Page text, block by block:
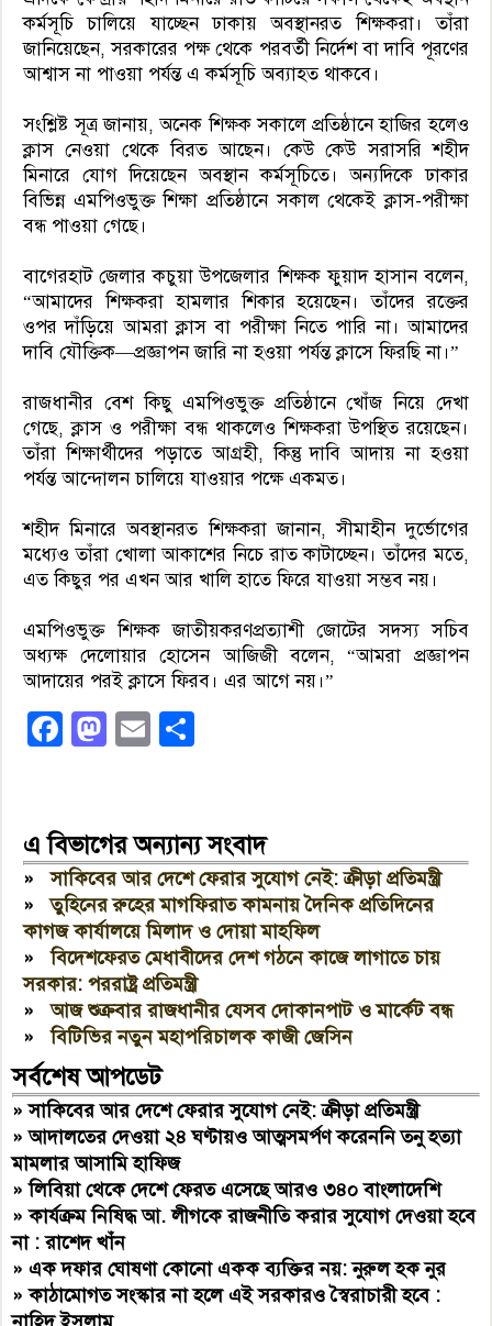
কর্মসূচি চালিয়ে যাচ্ছেন ঢাকায় অবস্থানরত শিক্ষকরা। তাঁরা
জানিয়েছেন, সরকারের পক্ষ থেকে পরবর্তী নির্দেশ বা দাবি পূরণের
আশ্বাস না পাওয়া পর্যন্ত এ কর্মসূচি অব্যাহত থাকবে।
সংশ্লিষ্ট সূত্র জানায়, অনেক শিক্ষক সকালে প্রতিষ্ঠানে হাজির হলেও
ক্লাস নেওয়া থেকে বিরত আছেন। কেউ কেউ সরাসরি শহীদ
মিনারে যোগ দিয়েছেন অবস্থান কর্মসূচিতে। অন্যদিকে ঢাকার
বিভিন্ন এমপিওভুক্ত শিক্ষা প্রতিষ্ঠানে সকাল থেকেই ক্লাস-পরীক্ষা
বন্ধ পাওয়া গেছে।
বাগেরহাট জেলার কচুয়া উপজেলার শিক্ষক ফুয়াদ হাসান বলেন,
“আমাদের শিক্ষকরা হামলার শিকার হয়েছেন। তাঁদের রক্তের
ওপর দাঁড়িয়ে আমরা ক্লাস বা পরীক্ষা নিতে পারি না। আমাদের
দাবি যৌক্তিক—প্রজ্ঞাপন জারি না হওয়া পর্যন্ত ক্লাসে ফিরছি না।”
রাজধানীর বেশ কিছু এমপিওভুক্ত প্রতিষ্ঠানে খোঁজ নিয়ে দেখা
গেছে, ক্লাস ও পরীক্ষা বন্ধ থাকলেও শিক্ষকরা উপস্থিত রয়েছেন।
তাঁরা শিক্ষার্থীদের পড়াতে আগ্রহী, কিন্তু দাবি আদায় না হওয়া
পর্যন্ত আন্দোলন চালিয়ে যাওয়ার পক্ষে একমত।
শহীদ মিনারে অবস্থানরত শিক্ষকরা জানান, সীমাহীন দুর্ভোগের
মধ্যেও তাঁরা খোলা আকাশের নিচে রাত কাটাচ্ছেন। তাঁদের মতে,
এত কিছুর পর এখন আর খালি হাতে ফিরে যাওয়া সম্ভব নয়।
এমপিওভুক্ত শিক্ষক জাতীয়করণপ্রত্যাশী জোটের সদস্য সচিব
অধ্যক্ষ দেলোয়ার হোসেন আজিজী বলেন, “আমরা প্রজ্ঞাপন
আদায়ের পরই ক্লাসে ফিরব। এর আগে নয়।”
Facebook
Mastodon
Email
এ বিভাগের অন্যান্য সংবাদ
»সাকিবের আর দেশে ফেরার সুযোগ নেই: ক্রীড়া প্রতিমন্ত্রী
»তুহিনের রুহের মাগফিরাত কামনায় দৈনিক প্রতিদিনের
কাগজ কার্যালয়ে মিলাদ ও দোয়া মাহফিল
»বিদেশফেরত মেধাবীদের দেশ গঠনে কাজে লাগাতে চায়
সরকার: পররাষ্ট্র প্রতিমন্ত্রী
»আজ শুক্রবার রাজধানীর যেসব দোকানপাট ও মার্কেট বন্ধ
»বিটিভির নতুন মহাপরিচালক কাজী জেসিন
সর্বশেষ আপডেট
»সাকিবের আর দেশে ফেরার সুযোগ নেই: ক্রীড়া প্রতিমন্ত্রী
»আদালতের দেওয়া ২৪ ঘণ্টায়ও আত্মসমর্পণ করেননি তনু হত্যা
মামলার আসামি হাফিজ
»লিবিয়া থেকে দেশে ফেরত এসেছে আরও ৩৪০ বাংলাদেশি
»কার্যক্রম নিষিদ্ধ আ. লীগকে রাজনীতি করার সুযোগ দেওয়া হবে
না : রাশেদ খাঁন
»এক দফার ঘোষণা কোনো একক ব্যক্তির নয়: নুরুল হক নুর
»কাঠামোগত সংস্কার না হলে এই সরকারও স্বৈরাচারী হবে :
নাহিদ ইসলাম